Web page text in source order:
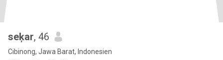
seķar, 46
Cibinong, Jawa Barat, Indonesien